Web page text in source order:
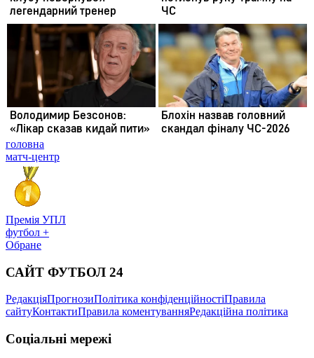
головна
матч-центр
Премія УПЛ
футбол +
Обране
САЙТ ФУТБОЛ 24
РедакціяПрогнозиПолітика конфіденційностіПравила
сайтуКонтактиПравила коментуванняРедакційна політика
Соціальні мережі